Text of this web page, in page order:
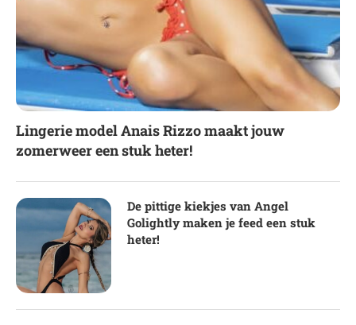
Lingerie model Anais Rizzo maakt jouw
zomerweer een stuk heter!
De pittige kiekjes van Angel
Golightly maken je feed een stuk
heter!